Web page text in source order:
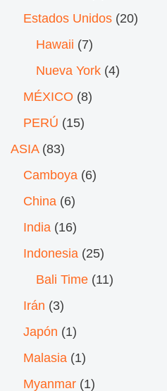
Estados Unidos (20)
Hawaii (7)
Nueva York (4)
MÉXICO (8)
PERÚ (15)
ASIA(83)
Camboya (6)
China (6)
India (16)
Indonesia (25)
Bali Time (11)
Irán (3)
Japón (1)
Malasia (1)
Myanmar (1)